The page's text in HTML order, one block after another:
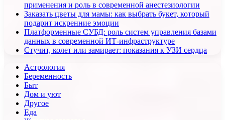
применения и роль в современной анестезиологии
Заказать цветы для мамы: как выбрать букет, который
подарит искренние эмоции
Платформенные СУБД: роль систем управления базами
данных в современной ИТ-инфраструктуре
Стучит, колет или замирает: показания к УЗИ сердца
Астрология
Беременность
Быт
Дом и уют
Другое
Еда